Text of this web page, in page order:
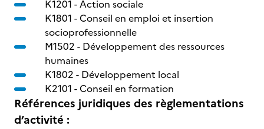
K1201 -Action sociale
K1801 -Conseil en emploi et insertion
socioprofessionnelle
M1502 - Développement des ressources
humaines
K1802 - Développement local
K2101 -Conseil en formation
Références juridiques des règlementations
d’activité :